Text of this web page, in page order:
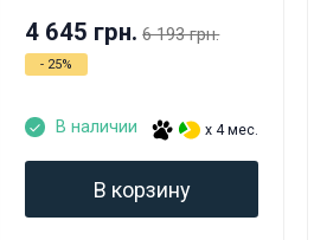
4 645 грн. 6 193 грн.
- 25%
В наличии x 4 мес.
В корзину